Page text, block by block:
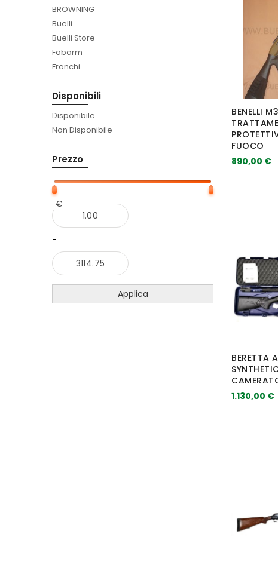
BENELLI
FUOCO
890,00 €
BERETTA
1.130,00 €
BROWNING
Buelli
Buelli Store
Fabarm
Franchi
Disponibili
Disponibile
Non Disponibile
Prezzo
€
-
Applica